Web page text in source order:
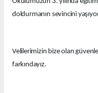
doldurmanın sevincini
Velilerimizin bize olan
farkındayız.